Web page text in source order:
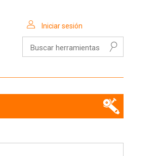
Iniciar sesión